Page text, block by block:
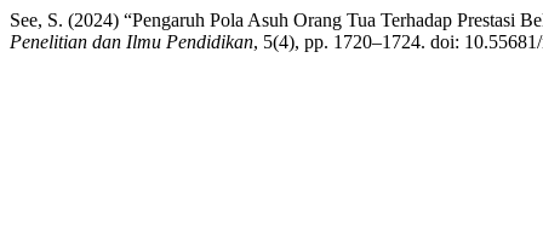
See, S. (2024) “Pengaruh Pola Asuh Orang Tua Terhadap
Penelitian dan Ilmu Pendidikan, 5(4), pp. 1720–1724. doi: